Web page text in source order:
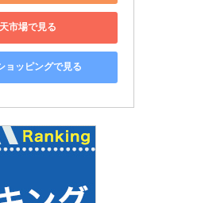
市場で見る
ョッピングで見る